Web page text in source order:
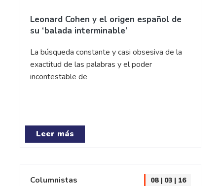
Leonard Cohen y el origen español de
su ‘balada interminable’
La búsqueda constante y casi obsesiva de la
exactitud de las palabras y el poder
incontestable de
Leer más
Columnistas 08 | 03 | 16